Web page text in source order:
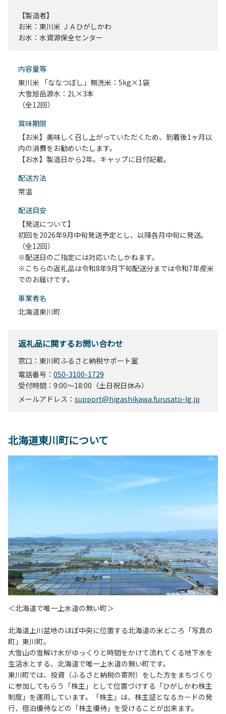
【製造者】
お米：東川米 ＪＡひがしかわ
お水：水資源保全センター
内容量等
東川米 「ななつぼし」無洗米：5kg×1袋
大雪旭岳源水：2L×3本
（全12回）
賞味期限
【お米】美味しく召し上がっていただくため、到着後1ヶ月以
内の消費をお勧めいたします。
【お水】製造日から2年。キャップに日付記載。
配送⽅法
常温
配送目安
【発送について】
初回を2026年9月中旬発送予定とし、以降各月中旬に発送。
（全12回）
※配送日のご指定には対応いたしかねます。
※こちらの返礼品は令和8年9月下旬配送分までは令和7年産米
でのお届けです。
事業者名
北海道東川町
返礼品に関するお問い合わせ
窓口：東川町ふるさと納税サポート室
電話番号： 050-3100-1729
受付時間：9:00～18:00（土日祝日休み）
メールアドレス： support@higashikawa.furusato-lg.jp
北海道東川町について
＜北海道で唯一上水道の無い町＞
北海道上川盆地のほぼ中央に位置する北海道の米どころ「写真の
町」東川町。
大雪山の雪解け水がゆっくりと時間をかけて流れてくる地下水を
生活水とする、北海道で唯一上水道の無い町です。
東川町では、投資（ふるさと納税の寄附）をした方をまちづくり
に参加してもらう「株主」として位置づけする「ひがしかわ株主
制度」を運用しています。「株主」は、株主証となるカードの発
行、宿泊優待などの「株主優待」を受けることが出来ます。